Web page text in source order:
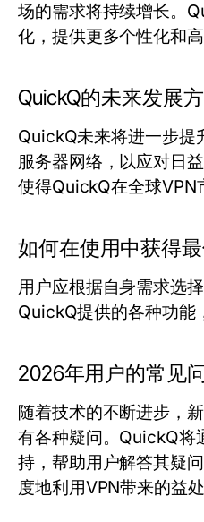
场的需求将持续增长。
化，提供更多个性化和高
QuickQ的未来发展
QuickQ未来将进一步提
服务器网络，以应对日
使得QuickQ在全球VPN
如何在使用中获得
用户应根据自身需求选
QuickQ提供的各种功能
2026年用户的常见
随着技术的不断进步，
有各种疑问。QuickQ将
持，帮助用户解答其疑
度地利用VPN带来的益处